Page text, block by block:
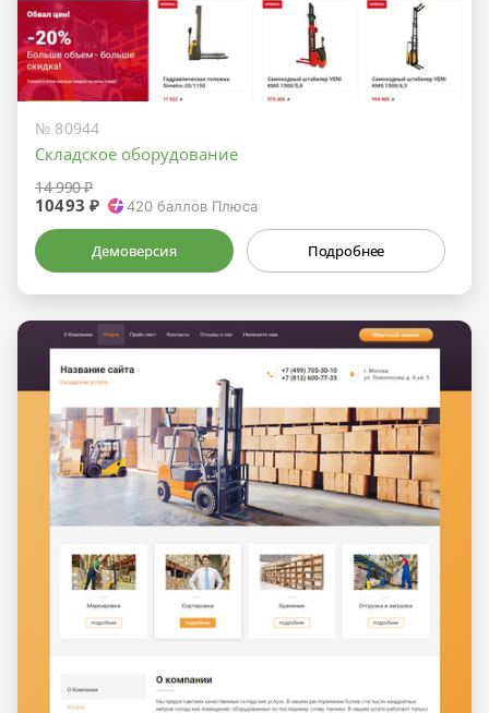
№ 80944
Складское оборудование
14 990 ₽
10493 ₽ 420 баллов Плюса
Демоверсия Подробнее